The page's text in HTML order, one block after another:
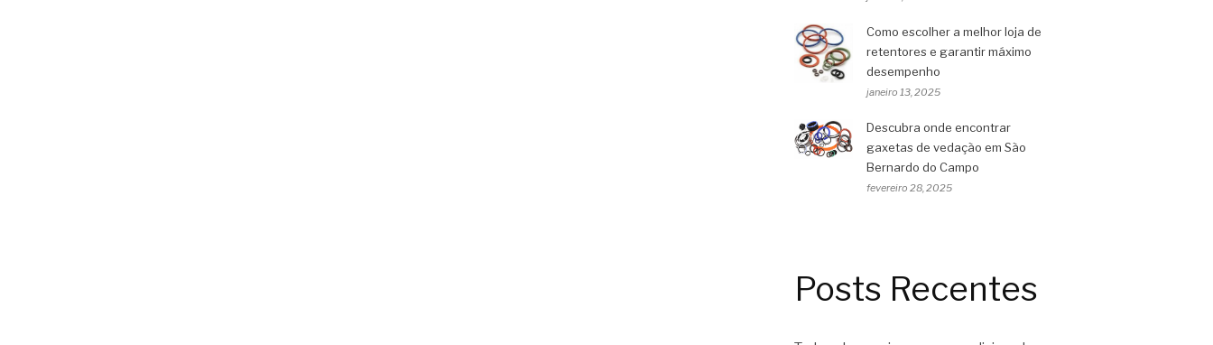
Como escolher a melhor loja de
retentores e garantir máximo
desempenho
janeiro 13, 2025
Descubra onde encontrar
gaxetas de vedação em São
Bernardo do Campo
fevereiro 28, 2025
Posts Recentes